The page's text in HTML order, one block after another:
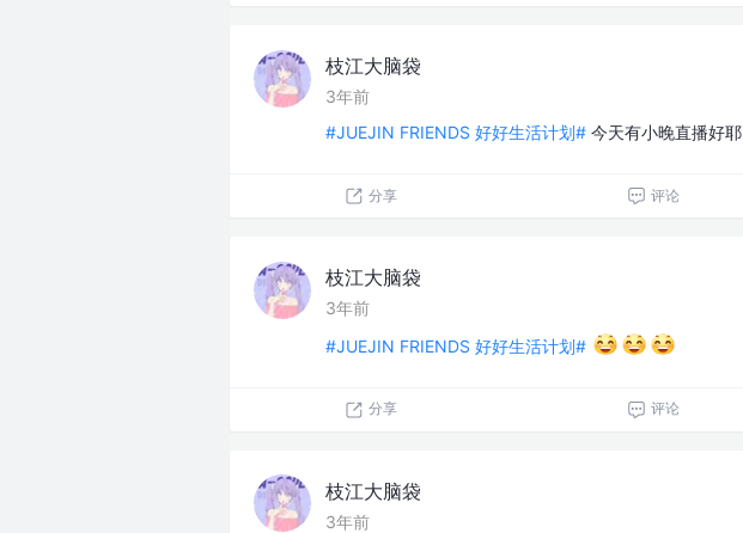
枝江大脑袋
3年前
#JUEJIN FRIENDS 好好生活计划# 今天有小晚直播好耶
分享 评论
枝江大脑袋
3年前
#JUEJIN FRIENDS 好好生活计划#
分享 评论
枝江大脑袋
3年前